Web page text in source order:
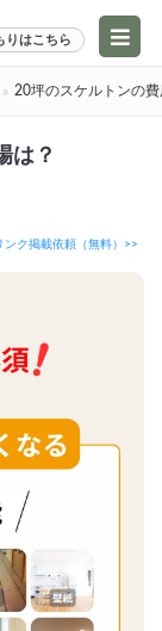
りはこちら
20坪のスケルトンの
は？
ンク掲載依頼（無料）>>